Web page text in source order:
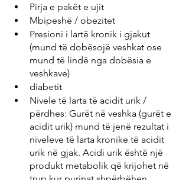
Pirja e pakët e ujit
Mbipeshë / obezitet
Presioni i lartë kronik i gjakut
(mund të dobësojë veshkat ose
mund të lindë nga dobësia e
veshkave)
diabetit
Nivele të larta të acidit urik /
përdhes: Gurët në veshka (gurët e
acidit urik) mund të jenë rezultat i
niveleve të larta kronike të acidit
urik në gjak. Acidi urik është një
produkt metabolik që krijohet në